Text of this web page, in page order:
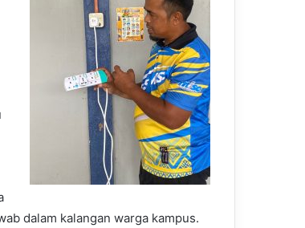
dalam kalangan warga kampus.